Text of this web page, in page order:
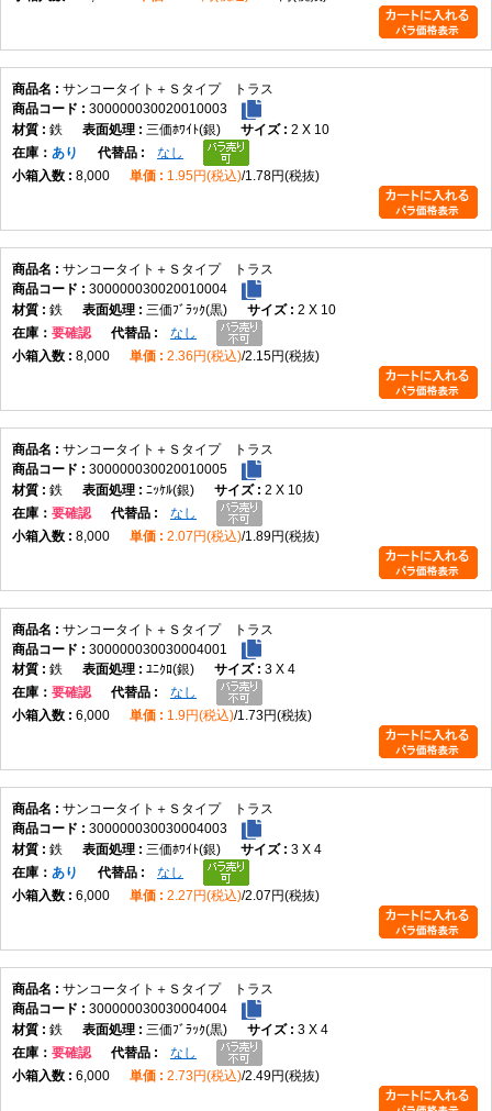
サンコータイト＋Ｓタイプ トラス
300000030020010003
鉄
三価ﾎﾜｲﾄ(銀)
2 X 10
在庫
あり
なし
8,000
1.95円(税込) 1.78円(税抜)
サンコータイト＋Ｓタイプ トラス
300000030020010004
鉄
三価ﾌﾞﾗｯｸ(黒)
2 X 10
在庫
要確認
なし
8,000
2.36円(税込) 2.15円(税抜)
サンコータイト＋Ｓタイプ トラス
300000030020010005
鉄
ﾆｯｹﾙ(銀)
2 X 10
在庫
要確認
なし
8,000
2.07円(税込) 1.89円(税抜)
サンコータイト＋Ｓタイプ トラス
300000030030004001
鉄
ﾕﾆｸﾛ(銀)
3 X 4
在庫
要確認
なし
6,000
1.9円(税込) 1.73円(税抜)
サンコータイト＋Ｓタイプ トラス
300000030030004003
鉄
三価ﾎﾜｲﾄ(銀)
3 X 4
在庫
あり
なし
6,000
2.27円(税込) 2.07円(税抜)
サンコータイト＋Ｓタイプ トラス
300000030030004004
鉄
三価ﾌﾞﾗｯｸ(黒)
3 X 4
在庫
要確認
なし
6,000
2.73円(税込) 2.49円(税抜)